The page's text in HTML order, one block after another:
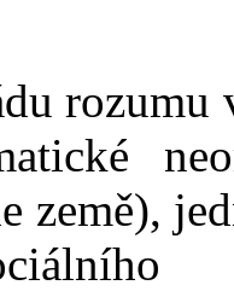
rozumu
země),